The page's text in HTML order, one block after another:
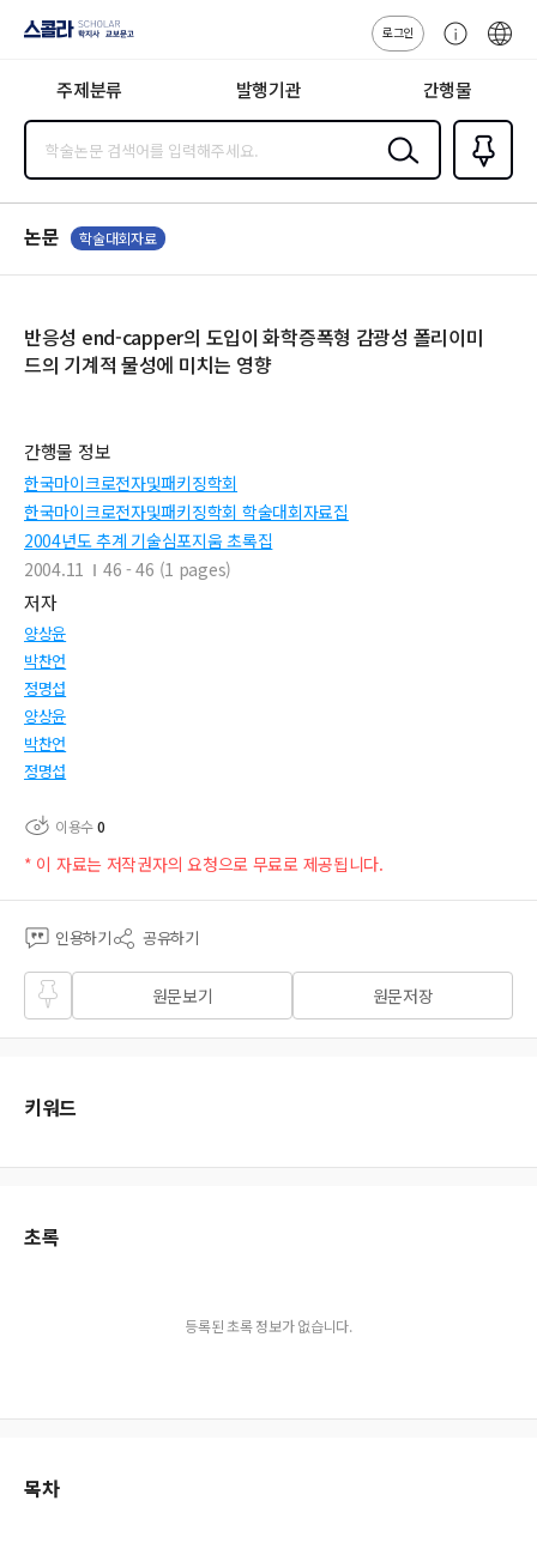
지사·교보문고
로그인
센
주제분류 발행기관 간행물
검색
즐겨찾
기0
논문 학술대회자료
반응성 end-capper의 도입이 화학증폭형 감광성 폴리이미
드의 기계적 물성에 미치는 영향
간행물 정보
한국마이크로전자및패키징학회
한국마이크로전자및패키징학회 학술대회자료집
2004년도 추계 기술심포지움 초록집
2004.11
46 - 46 (1 pages)
저자
양상윤
박찬언
정명섭
양상윤
박찬언
정명섭
이용수0
* 이 자료는 저작권자의 요청으로 무료로 제공됩니다.
인용하기 공유하기
즐겨
찾기
원문보기 원문저장
키워드
초록
등록된 초록 정보가 없습니다.
목차